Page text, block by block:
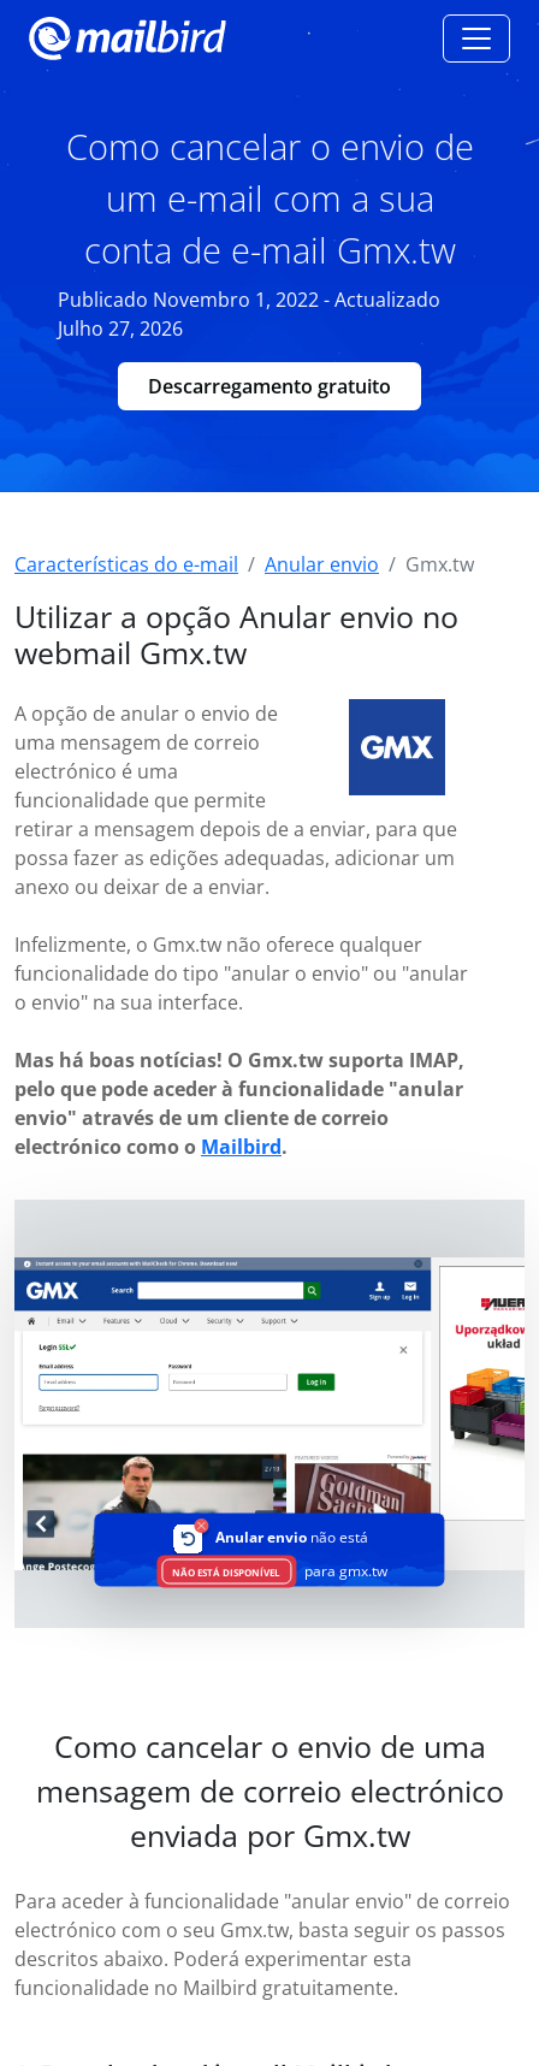
Como cancelar o envio de
um e-mail com a sua
conta de e-mail Gmx.tw
Publicado Novembro 1, 2022 - Actualizado
Julho 27, 2026
Descarregamento gratuito
Características do e-mail Anular envio Gmx.tw
Utilizar a opção Anular envio no
webmail Gmx.tw
A opção de anular o envio de
uma mensagem de correio
electrónico é uma
funcionalidade que permite
retirar a mensagem depois de a enviar, para que
possa fazer as edições adequadas, adicionar um
anexo ou deixar de a enviar.
Infelizmente, o Gmx.tw não oferece qualquer
funcionalidade do tipo "anular o envio" ou "anular
o envio" na sua interface.
Mas há boas notícias! O Gmx.tw suporta IMAP,
pelo que pode aceder à funcionalidade "anular
envio" através de um cliente de correio
electrónico como o Mailbird.
Anular envionão está
NÃO ESTÁ DISPONÍVEL para gmx.tw
Como cancelar o envio de uma
mensagem de correio electrónico
enviada por Gmx.tw
Para aceder à funcionalidade "anular envio" de correio
electrónico com o seu Gmx.tw, basta seguir os passos
descritos abaixo. Poderá experimentar esta
funcionalidade no Mailbird gratuitamente.